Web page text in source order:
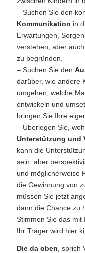
– Suchen Sie den
Kommunikation in
Erwartungen,
verstehen, aber
zu begründen.
– Suchen Sie den
darüber, wie andere
umgehen, welche
entwickeln und
bringen Sie Ihre
– Überlegen Sie,
Unterstützung und
kann die
sein, aber
und möglicherweise
die Gewinnung von
müssen Sie jetzt
dann die Chance zu
Stimmen Sie das mit
Ihr Träger wird hier
Die da oben, sprich